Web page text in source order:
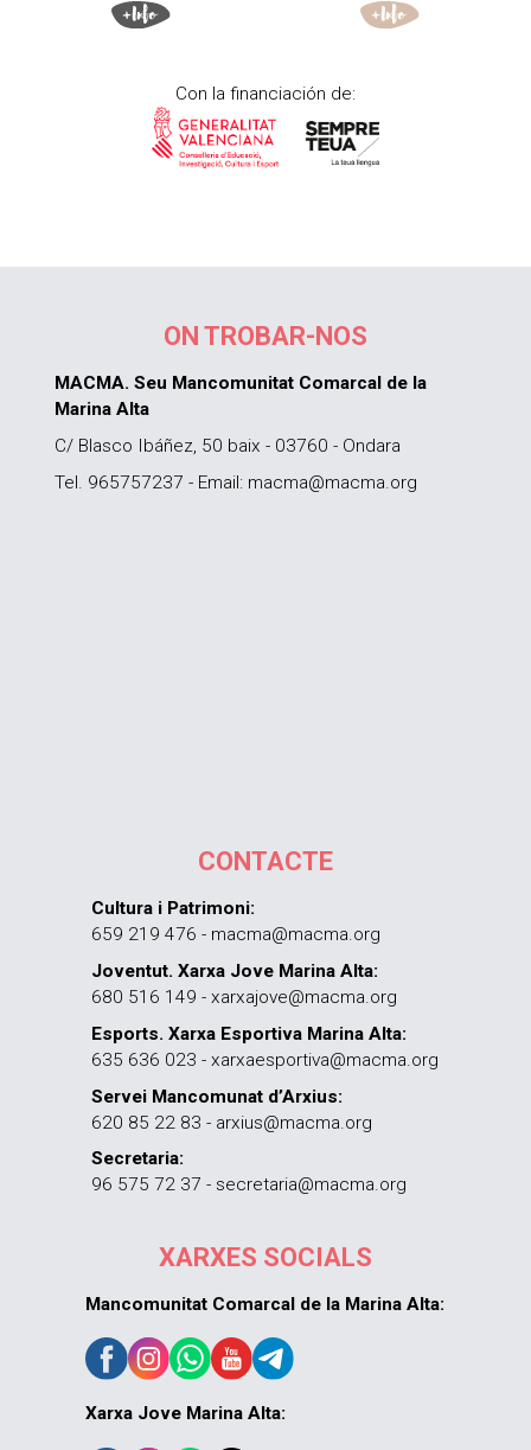
Con la financiación de:
ON TROBAR-NOS
MACMA. Seu Mancomunitat Comarcal de la
Marina Alta
C/ Blasco Ibáñez, 50 baix - 03760 - Ondara
Tel. 965757237 - Email: macma@macma.org
CONTACTE
Cultura i Patrimoni:
659 219 476 - macma@macma.org
Joventut. Xarxa Jove Marina Alta:
680 516 149 - xarxajove@macma.org
Esports. Xarxa Esportiva Marina Alta:
635 636 023 - xarxaesportiva@macma.org
Servei Mancomunat d’Arxius:
620 85 22 83 - arxius@macma.org
Secretaria:
96 575 72 37 - secretaria@macma.org
XARXES SOCIALS
Mancomunitat Comarcal de la Marina Alta:
Xarxa Jove Marina Alta: